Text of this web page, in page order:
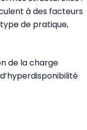
à des facteurs
de pratique,
de la charge